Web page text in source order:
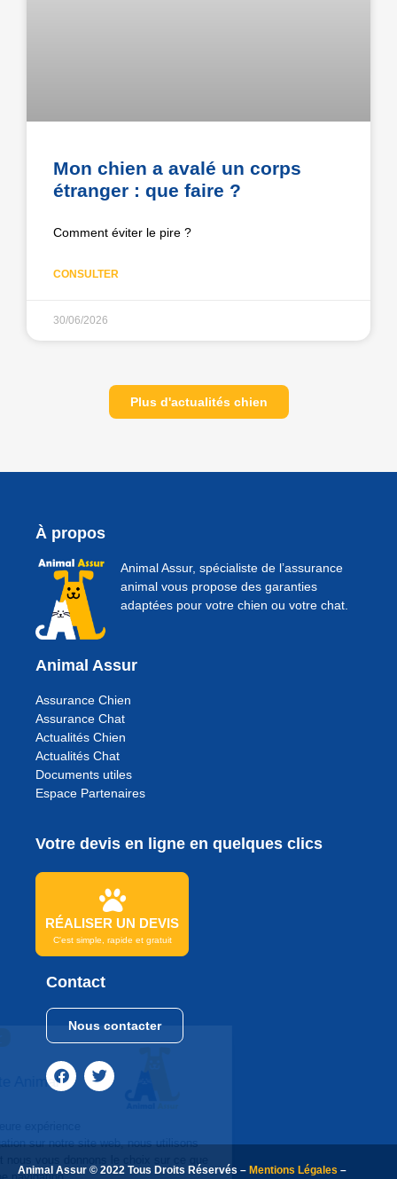
Mon chien a avalé un corps
étranger : que faire ?
Comment éviter le pire ?
CONSULTER
30/06/2026
Plus d'actualités chien
À propos
Animal Assur, spécialiste de l’assurance
animal vous propose des garanties
adaptées pour votre chien ou votre chat.
Animal Assur
Assurance Chien
Assurance Chat
Actualités Chien
Actualités Chat
Documents utiles
Espace Partenaires
Votre devis en ligne en quelques clics
RÉALISER UN DEVIS
C'est simple, rapide et gratuit
Contact
Nous contacter
Animal Assur © 2022 Tous Droits Réservés – Mentions Légales –
Continuer sans accepter
Bonjour
Et Bienvenue sur le site Animal
utilisateur lors de votre navigation sur notre site web, nous utilisons